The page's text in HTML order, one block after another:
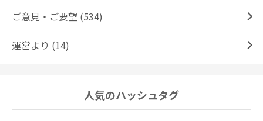
ご意見・ご要望 (534)
運営より (14)
人気のハッシュタグ